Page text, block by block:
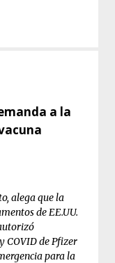
a la
alega que la
de EE.UU.
COVID de Pfizer
para la